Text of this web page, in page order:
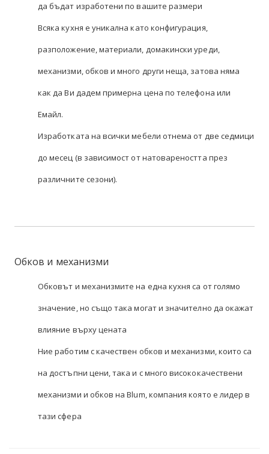
да бъдат изработени по вашите размери
Всяка кухня е уникална като конфигурация,
разположение, материали, домакински уреди,
механизми, обков и много други неща, затова няма
как да Ви дадем примерна цена по телефона или
Емайл.
Изработката на всички мебели отнема от две седмици
до месец (в зависимост от натовареността през
различните сезони).
Обков и механизми
Обковът и механизмите на една кухня са от голямо
значение, но също така могат и значително да окажат
влияние върху цената
Ние работим с качествен обков и механизми, които са
на достъпни цени, така и с много висококачествени
механизми и обков на Blum, компания която е лидер в
тази сфера